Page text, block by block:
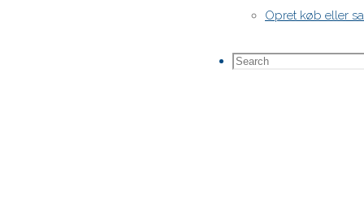
Opret køb eller
Search
Search